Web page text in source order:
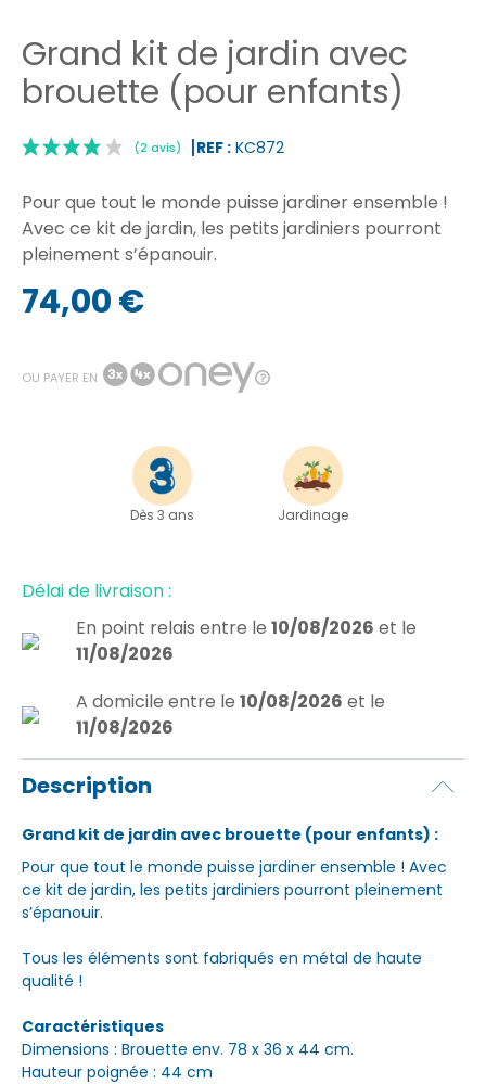
Grand kit de jardin avec
brouette (pour enfants)
REF : KC872
Pour que tout le monde puisse jardiner ensemble !
Avec ce kit de jardin, les petits jardiniers pourront
pleinement s’épanouir.
74,00 €
OU PAYER EN
Dès 3 ans Jardinage
Délai de livraison :
En point relais entre le 10/08/2026 et le
11/08/2026
A domicile entre le 10/08/2026 et le
11/08/2026
Description
Grand kit de jardin avec brouette (pour enfants) :
Pour que tout le monde puisse jardiner ensemble ! Avec
ce kit de jardin, les petits jardiniers pourront pleinement
s’épanouir.
Tous les éléments sont fabriqués en métal de haute
qualité !
Caractéristiques
Dimensions : Brouette env. 78 x 36 x 44 cm.
Hauteur poignée : 44 cm